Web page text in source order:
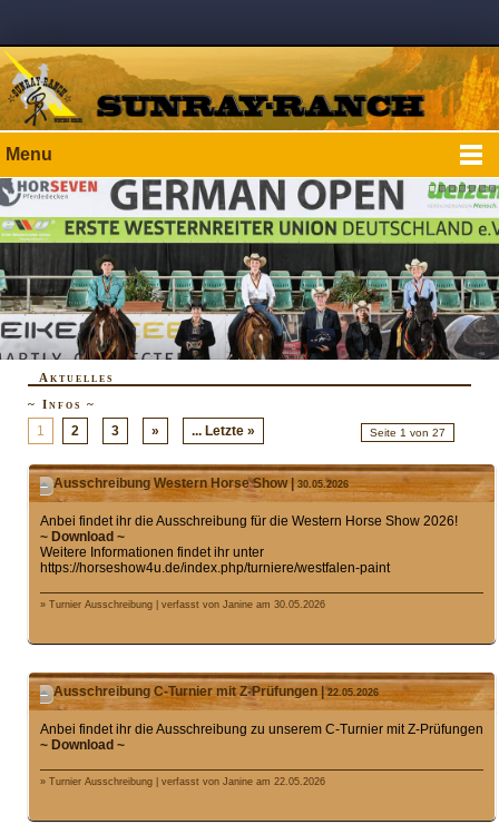
Menu
Aktuelles
~ Infos ~
Seite 1 von 27
1 2 3 » ... Letzte »
Ausschreibung Western Horse Show | 30.05.2026
Anbei findet ihr die Ausschreibung für die Western Horse Show 2026!
~ Download ~
Weitere Informationen findet ihr unter
https://horseshow4u.de/index.php/turniere/westfalen-paint
» Turnier Ausschreibung | verfasst von Janine am 30.05.2026
Ausschreibung C-Turnier mit Z-Prüfungen |22.05.2026
Anbei findet ihr die Ausschreibung zu unserem C-Turnier mit Z-Prüfungen
~ Download ~
» Turnier Ausschreibung | verfasst von Janine am 22.05.2026